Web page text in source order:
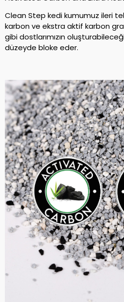
Clean Step kedi kumumuz ileri
karbon ve ekstra aktif karbon
gibi dostlarımızın
düzeyde bloke eder.